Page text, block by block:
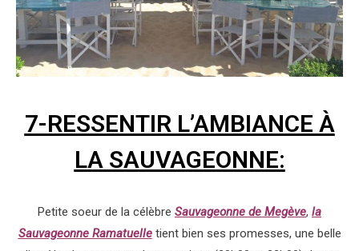
7-RESSENTIR L’AMBIANCE À
LA SAUVAGEONNE:
Petite soeur de la célèbre Sauvageonne de Megève, la
Sauvageonne Ramatuelle tient bien ses promesses, une belle